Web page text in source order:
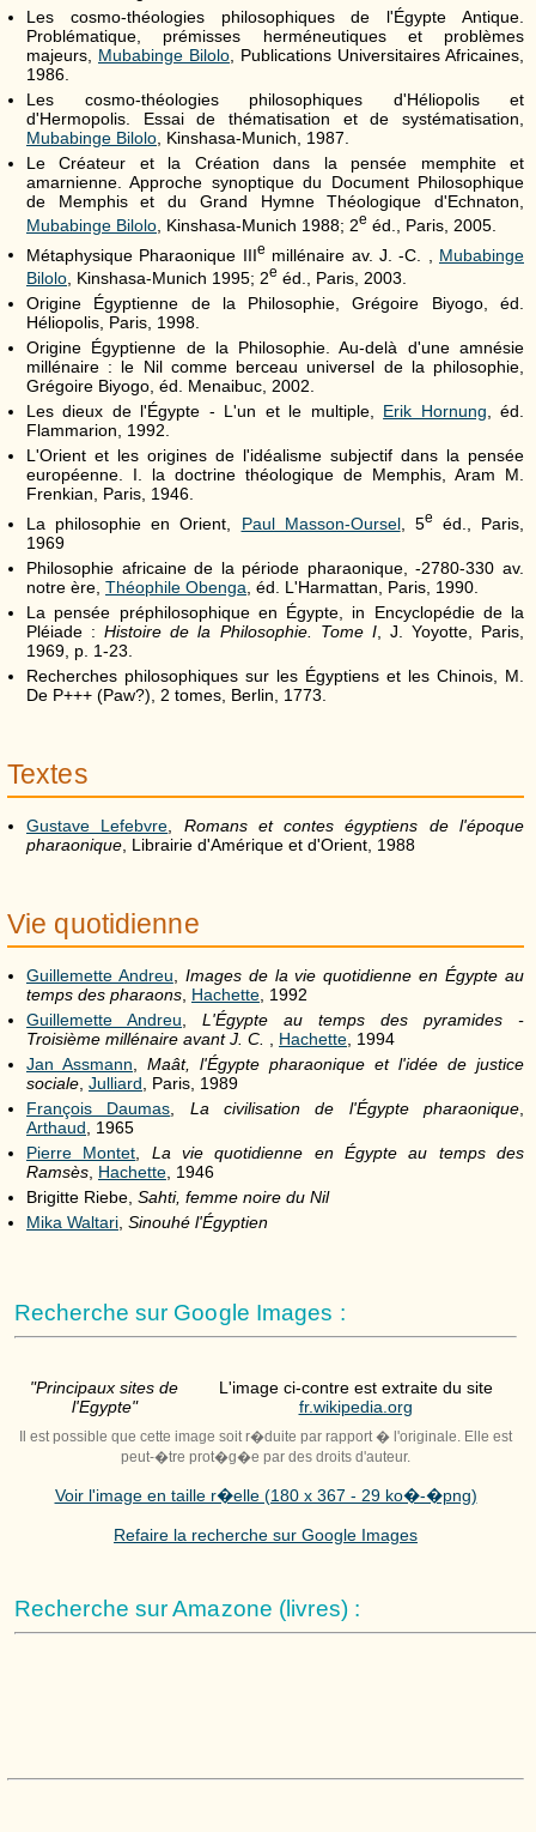
Les cosmo-théologies philosophiques de l'Égypte Antique.
Problématique, prémisses herméneutiques et problèmes
majeurs, Mubabinge Bilolo , Publications Universitaires Africaines,
1986.
Les cosmo-théologies philosophiques d'Héliopolis et
d'Hermopolis. Essai de thématisation et de systématisation,
Mubabinge Bilolo , Kinshasa-Munich, 1987.
Le Créateur et la Création dans la pensée memphite et
amarnienne. Approche synoptique du Document Philosophique
de Memphis et du Grand Hymne Théologique d'Echnaton,
Mubabinge Bilolo , Kinshasa-Munich 1988; 2e éd., Paris, 2005.
Métaphysique Pharaonique IIIe millénaire av. J. -C. , Mubabinge
Bilolo , Kinshasa-Munich 1995; 2e éd., Paris, 2003.
Origine Égyptienne de la Philosophie, Grégoire Biyogo, éd.
Héliopolis, Paris, 1998.
Origine Égyptienne de la Philosophie. Au-delà d'une amnésie
millénaire : le Nil comme berceau universel de la philosophie,
Grégoire Biyogo, éd. Menaibuc, 2002.
Les dieux de l'Égypte - L'un et le multiple, Erik Hornung , éd.
Flammarion, 1992.
L'Orient et les origines de l'idéalisme subjectif dans la pensée
européenne. I . la doctrine théologique de Memphis, Aram M.
Frenkian, Paris, 1946.
La philosophie en Orient, Paul Masson-Oursel, 5e
éd., Paris,
1969
Philosophie africaine de la période pharaonique, -2780-330 av.
notre ère, Théophile Obenga , éd. L'Harmattan, Paris, 1990.
La pensée préphilosophique en Égypte, in Encyclopédie de la
Pléiade :Histoire de la Philosophie. Tome I, J. Yoyotte, Paris,
1969, p. 1-23.
Recherches philosophiques sur les Égyptiens et les Chinois, M.
De P+++ (Paw?), 2 tomes, Berlin, 1773.
Textes
Gustave Lefebvre
Romans et contes égyptiens de l'époque
pharaonique , Librairie d'Amérique et d'Orient, 1988
Vie quotidienne
Guillemette Andreu
Images de la vie quotidienne en Égypte au
temps des pharaons Hachette , 1992
Guillemette Andreu
L'Égypte au temps des pyramides -
Troisième millénaire avant J. C.
Hachette , 1994
Jan Assmann
Maât, l'Égypte pharaonique et l'idée de justice
sociale Julliard , Paris, 1989
François Daumas
La civilisation de l'Égypte pharaonique
Arthaud , 1965
Pierre Montet
La vie quotidienne en Égypte au temps des
Ramsès Hachette , 1946
Brigitte Riebe, Sahti, femme noire du Nil
Mika Waltari Sinouhé l'Égyptien
Recherche sur Google Images :
"Principaux sites de
l'Egypte"
L'image ci-contre est extraite du site
fr.wikipedia.org
Il est possible que cette image soit r�duite par rapport � l'originale. Elle est
peut-�tre prot�g�e par des droits d'auteur.
Voir l'image en taille r�elle (180 x 367 - 29 ko�-�png)
Refaire la recherche sur Google Images
Recherche sur Amazone (livres) :